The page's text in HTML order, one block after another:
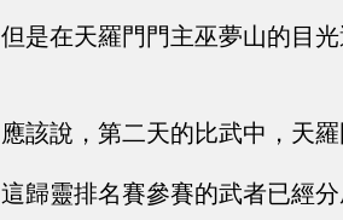
但是在天羅門門主巫夢山的目
應該說，第二天的比武中，天
這歸靈排名賽參賽的武者已經